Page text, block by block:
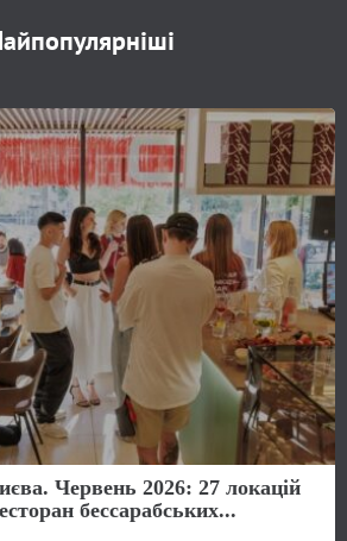
Червень 2026: 27 локацій
бессарабських...